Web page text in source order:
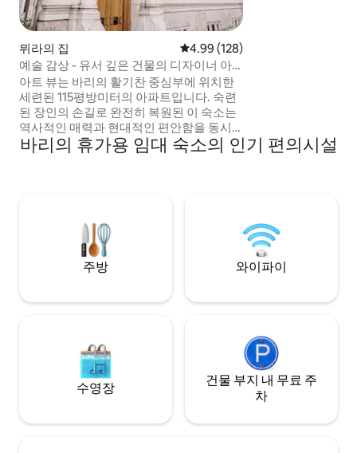
뮈라의 집 평점 4.99점(5점 만점), 후기 128
4.99 (128)
예술 감상 - 유서 깊은 건물의 디자이너 아
파트
아트 뷰는 바리의 활기찬 중심부에 위치한
세련된 115평방미터의 아파트입니다. 숙련
된 장인의 손길로 완전히 복원된 이 숙소는
역사적인 매력과 현대적인 편안함을 동시
에 경험할 수 있습니다. 이 숙소는 유서 깊은
건물 중 하나로, 유명한 페트루젤리 극장, 우
잊을 수 없는 숙박을 위한 완벽한 휴양지입
바리의 휴가용 임대 숙소의 인기 편의시설
주방 와이파이
수영장
건물 부지 내 무료 주
차